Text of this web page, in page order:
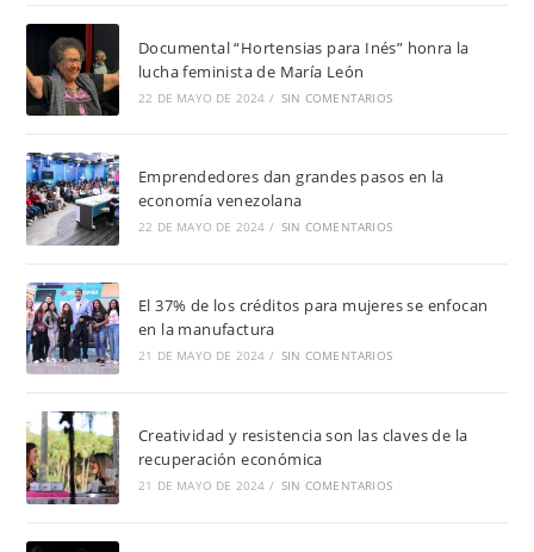
Documental “Hortensias para Inés” honra la
lucha feminista de María León
22 DE MAYO DE 2024 / SIN COMENTARIOS
Emprendedores dan grandes pasos en la
economía venezolana
22 DE MAYO DE 2024 / SIN COMENTARIOS
El 37% de los créditos para mujeres se enfocan
en la manufactura
21 DE MAYO DE 2024 / SIN COMENTARIOS
Creatividad y resistencia son las claves de la
recuperación económica
21 DE MAYO DE 2024 / SIN COMENTARIOS